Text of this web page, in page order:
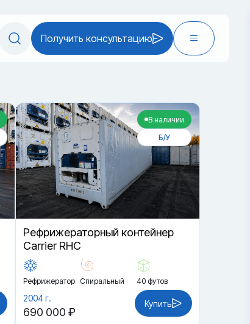
Получить консультацию
В наличии
Б/У
Рефрижераторный контейнер
Carrier RHC
Рефрижератор Спиральный 40 футов
2004 г.
690 000 ₽
Купить